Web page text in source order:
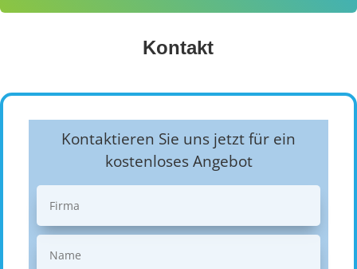
Kontakt
Kontaktieren Sie uns jetzt für ein
kostenloses Angebot